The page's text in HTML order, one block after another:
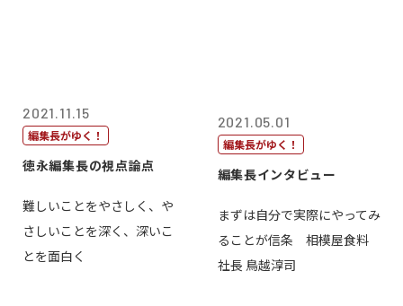
2021.11.15
編集長がゆく！
徳永編集長の視点論点
難しいことをやさしく、や
さしいことを深く、深いこ
とを面白く
2021.05.01
編集長がゆく！
編集長インタビュー
まずは自分で実際にやってみ
ることが信条 相模屋食料
社長 鳥越淳司